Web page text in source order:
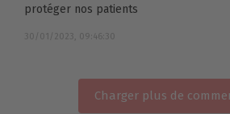
protéger nos patients
30/01/2023, 09:46:30
Charger plus de